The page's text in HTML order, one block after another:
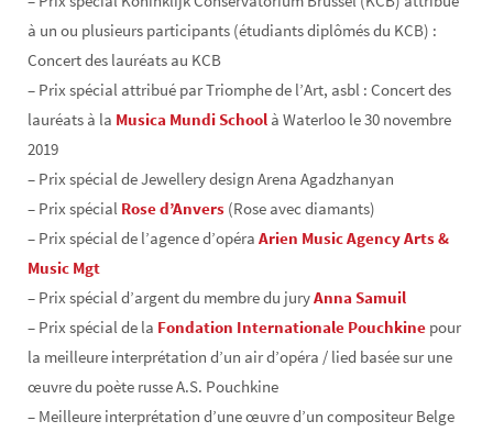
à un ou plusieurs participants (étudiants diplômés du KCB) :
Concert des lauréats au KCB
– Prix spécial attribué par Triomphe de l’Art, asbl : Concert des
lauréats à la Musica Mundi School à Waterloo le 30 novembre
2019
– Prix spécial de Jewellery design Arena Agadzhanyan
– Prix spécial Rose d’Anvers (Rose avec diamants)
– Prix spécial de l’agence d’opéra Arien Music Agency Arts &
Music Mgt
– Prix spécial d’argent du membre du juryAnna Samuil
– Prix spécial de la Fondation Internationale Pouchkine pour
la meilleure interprétation d’un air d’opéra / lied basée sur une
œuvre du poète russe A.S. Pouchkine
– Meilleure interprétation d’une œuvre d’un compositeur Belge